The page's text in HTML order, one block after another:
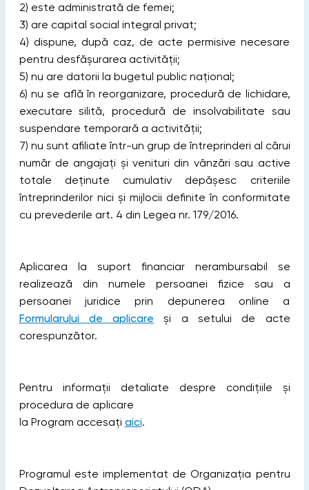
2) este administrată de femei;
3) are capital social integral privat;
4) dispune, după caz, de acte permisive necesare
pentru desfășurarea activității;
5) nu are datorii la bugetul public național;
6) nu se află în reorganizare, procedură de lichidare,
executare silită, procedură de insolvabilitate sau
suspendare temporară a activității;
7) nu sunt afiliate într-un grup de întreprinderi al cărui
număr de angajați și venituri din vânzări sau active
totale deținute cumulativ depășesc criteriile
întreprinderilor nici și mijlocii definite în conformitate
cu prevederile art. 4 din Legea nr. 179/2016.
Aplicarea la suport financiar nerambursabil se
realizează din numele persoanei fizice sau a
persoanei juridice prin depunerea online a
Formularului de aplicare și a setului de acte
corespunzător.
Pentru informații detaliate despre condițiile și
procedura de aplicare
la Program accesați aici.
Programul este implementat de Organizația pentru